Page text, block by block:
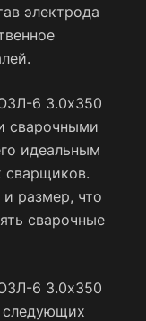
электрода
6 3.0x350
сварочными
идеальным
сварщиков.
размер, что
сварочные
6 3.0x350
следующих